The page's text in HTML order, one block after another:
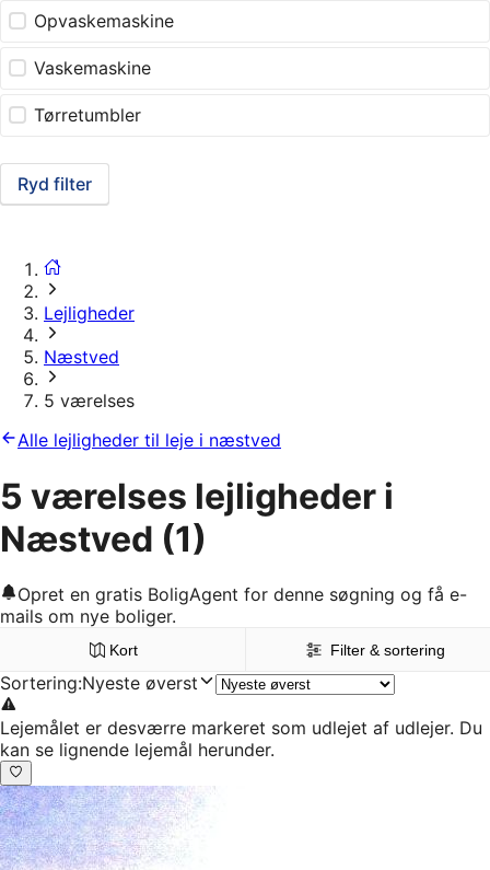
Opvaskemaskine
Vaskemaskine
Tørretumbler
Ryd filter
Lejligheder
Næstved
5 værelses
Alle lejligheder til leje i næstved
5 værelses lejligheder i
Næstved (1)
Opret en gratis BoligAgent for denne søgning og få e-
mails om nye boliger.
Kort Filter & sortering
Sortering:Nyeste øverst
Lejemålet er desværre markeret som udlejet af udlejer. Du
kan se lignende lejemål herunder.